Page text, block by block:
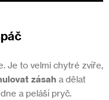
Je to velmi chytré zvíře,
zásah a dělat
a peláší pryč.